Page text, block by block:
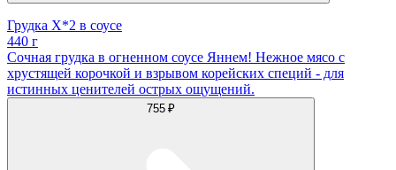
Грудка Х*2 в соусе
440 г
Сочная грудка в огненном соусе Яннем! Нежное мясо с
хрустящей корочкой и взрывом корейских специй - для
истинных ценителей острых ощущений.
755 ₽